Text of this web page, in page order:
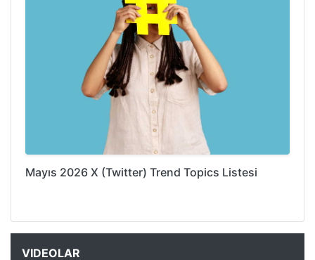
Mayıs 2026 X (Twitter) Trend Topics Listesi
VIDEOLAR